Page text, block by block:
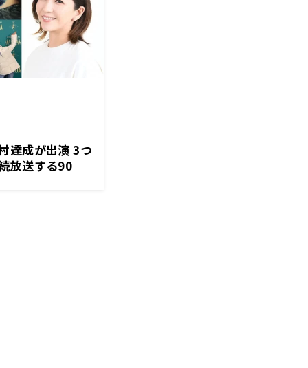
達成が出演 3つ
放送する90